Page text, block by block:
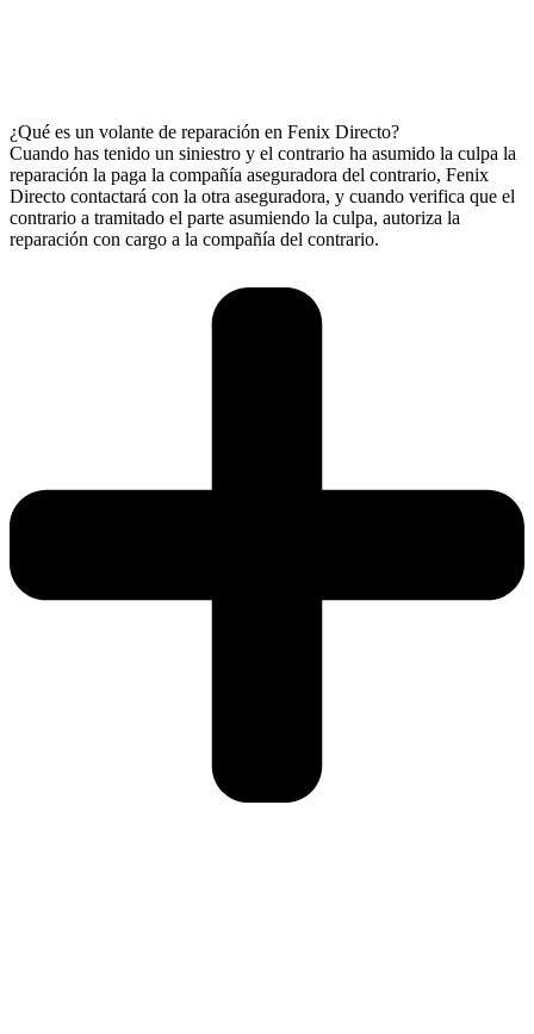
¿Qué es un volante de reparación en Fenix Directo?
Cuando has tenido un siniestro y el contrario ha asumido la culpa la
reparación la paga la compañía aseguradora del contrario, Fenix
Directo contactará con la otra aseguradora, y cuando verifica que el
contrario a tramitado el parte asumiendo la culpa, autoriza la
reparación con cargo a la compañía del contrario.